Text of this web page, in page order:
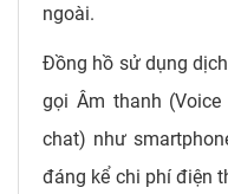
ngoài.
Đồng hồ sử dụng
gọi Âm thanh
chat) như
đáng kể chi phí điện